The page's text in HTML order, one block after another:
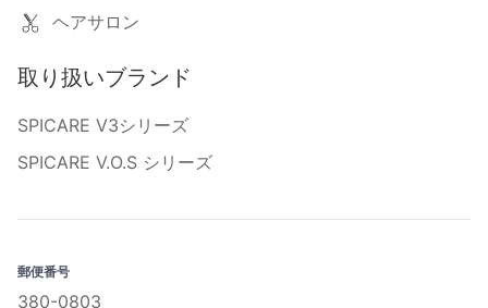
ヘアサロン
取り扱いブランド
SPICARE V3シリーズ
SPICARE V.O.S シリーズ
郵便番号
380-0803